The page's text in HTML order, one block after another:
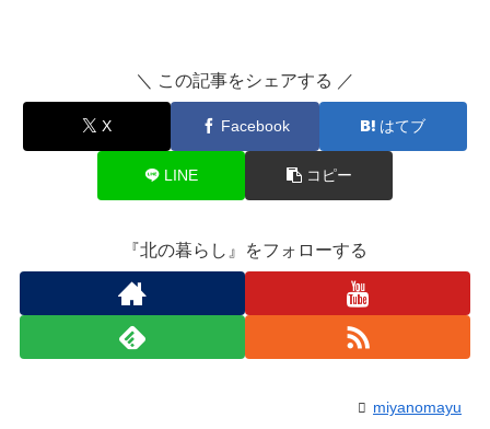
＼ この記事をシェアする ／
X Facebook はてブ
LINE コピー
『北の暮らし』をフォローする
miyanomayu